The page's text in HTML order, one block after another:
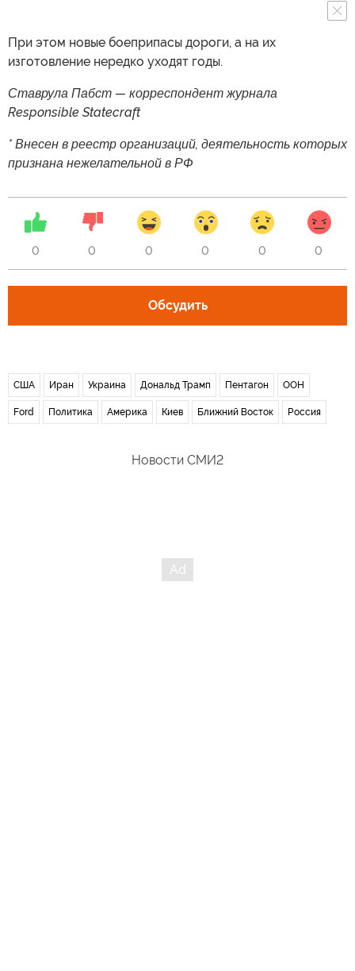
При этом новые боеприпасы дороги, а на их
изготовление нередко уходят годы.
Ставрула Пабст — корреспондент журнала
Responsible Statecraft
* Внесен в реестр организаций, деятельность которых
признана нежелательной в РФ
0 0 0 0 0 0
Обсудить
США Иран Украина Дональд Трамп Пентагон ООН
Ford Политика Америка Киев Ближний Восток Россия
Новости СМИ2